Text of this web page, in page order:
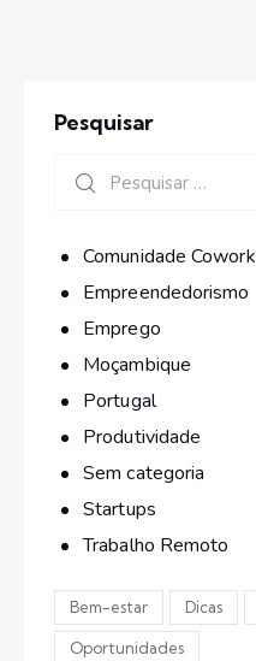
Pesquisar
Comunidade Cowork
Empreendedorismo
Emprego
Moçambique
Portugal
Produtividade
Sem categoria
Startups
Trabalho Remoto
Bem-estar Dicas
Oportunidades